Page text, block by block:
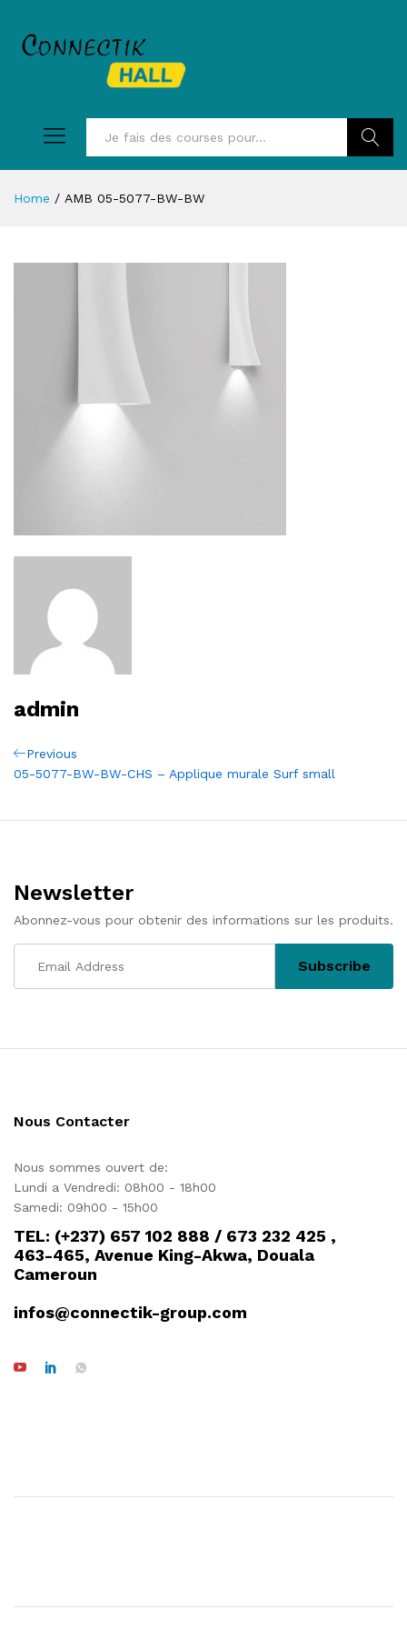
Home / AMB 05-5077-BW-BW
admin
Navigation
l’article
Previous
Post
Previous
05-5077-BW-BW-CHS – Applique murale Surf small
Newsletter
Abonnez-vous pour obtenir des informations sur les produits.
Nous Contacter
Nous sommes ouvert de:
Lundi a Vendredi: 08h00 - 18h00
Samedi: 09h00 - 15h00
TEL: (+237) 657 102 888 / 673 232 425 ,
463-465, Avenue King-Akwa, Douala
Cameroun
infos@connectik-group.com